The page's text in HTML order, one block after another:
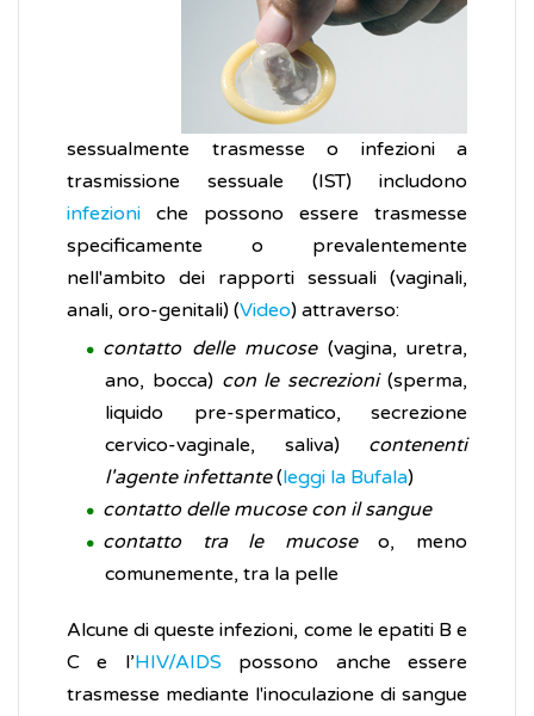
sessualmente trasmesse o infezioni a
trasmissione sessuale (IST) includono
infezioni che possono essere trasmesse
specificamente o prevalentemente
nell'ambito dei rapporti sessuali (vaginali,
anali, oro-genitali) (Video) attraverso:
contatto delle mucose(vagina, uretra,
ano, bocca) con le secrezioni(sperma,
liquido pre-spermatico, secrezione
cervico-vaginale, saliva) contenenti
l'agente infettante(leggi la Bufala)
contatto delle mucose con il sangue
contatto tra le mucoseo, meno
comunemente, tra la pelle
Alcune di queste infezioni, come le epatiti B e
C e l’HIV/AIDS possono anche essere
trasmesse mediante l'inoculazione di sangue